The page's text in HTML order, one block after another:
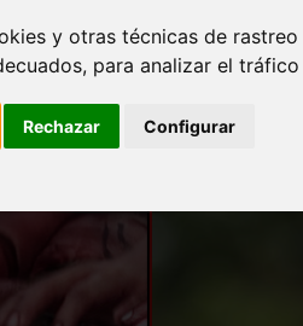
y otras técnicas de
para analizar el
Rechazar Configurar